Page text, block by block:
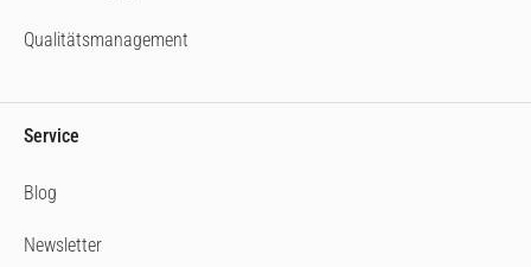
Qualitätsmanagement
Service
Blog
Newsletter